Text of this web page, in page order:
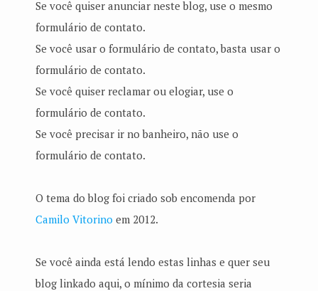
Se você quiser anunciar neste blog, use o mesmo
formulário de contato.
Se você usar o formulário de contato, basta usar o
formulário de contato.
Se você quiser reclamar ou elogiar, use o
formulário de contato.
Se você precisar ir no banheiro, não use o
formulário de contato.
O tema do blog foi criado sob encomenda por
Camilo Vitorino em 2012.
Se você ainda está lendo estas linhas e quer seu
blog linkado aqui, o mínimo da cortesia seria